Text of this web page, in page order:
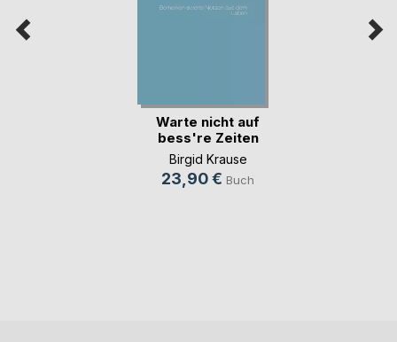
Warte nicht auf
bess're Zeiten
Birgid Krause
23,90 € Buch